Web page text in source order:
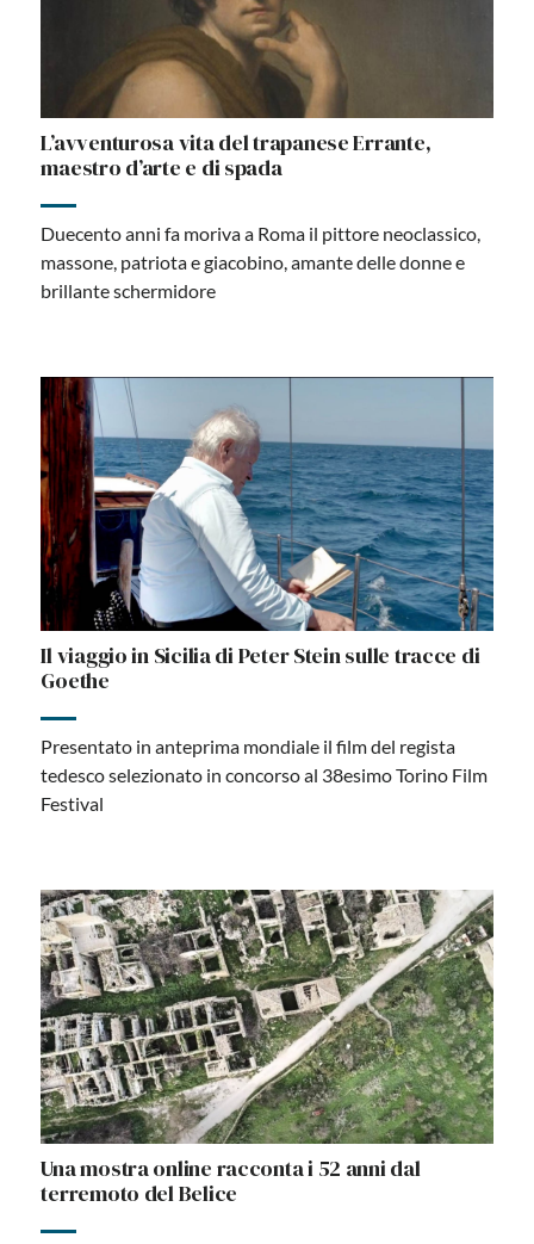
L’avventurosa vita del trapanese Errante,
maestro d’arte e di spada
Duecento anni fa moriva a Roma il pittore neoclassico,
massone, patriota e giacobino, amante delle donne e
brillante schermidore
Il viaggio in Sicilia di Peter Stein sulle tracce di
Goethe
Presentato in anteprima mondiale il film del regista
tedesco selezionato in concorso al 38esimo Torino Film
Festival
Una mostra online racconta i 52 anni dal
terremoto del Belice